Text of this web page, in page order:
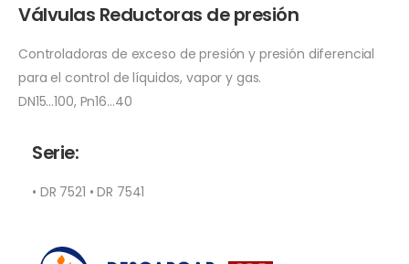
Válvulas Reductoras de presión
Controladoras de exceso de presión y presión diferencial
para el control de líquidos, vapor y gas.
DN15…100, Pn16…40
Serie:
• DR 7521 • DR 7541